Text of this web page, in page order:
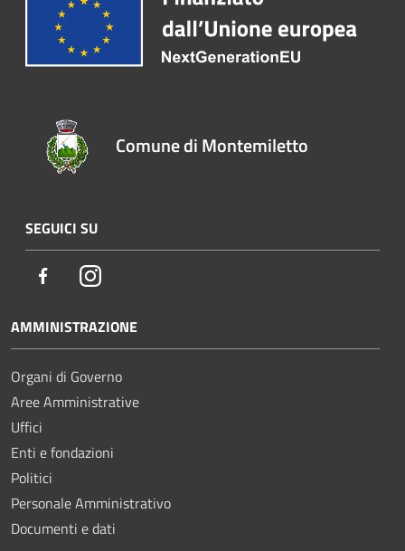
Comune di Montemiletto
SEGUICI SU
FacebookInstagram
AMMINISTRAZIONE
Organi di Governo
Aree Amministrative
Uffici
Enti e fondazioni
Politici
Personale Amministrativo
Documenti e dati